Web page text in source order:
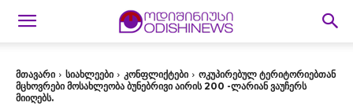
მთავარი სიახლეები კონფლიქტები
ოკუპირებულ ტერიტორიებთან
მცხოვრები მოსახლეობა ბუნებრივი აირის 200 -ლარიან ვაუჩერს
მიიღებს.